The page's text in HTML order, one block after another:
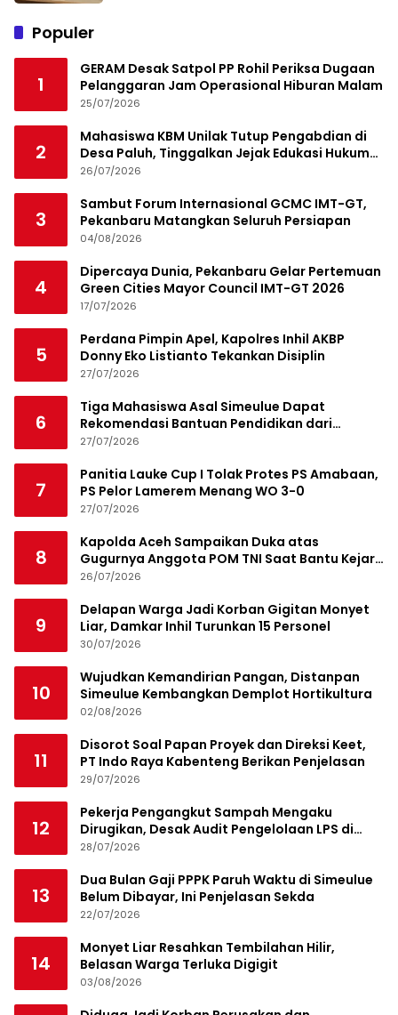
Populer
1
GERAM Desak Satpol PP Rohil Periksa Dugaan
Pelanggaran Jam Operasional Hiburan Malam
25/07/2026
2
Mahasiswa KBM Unilak Tutup Pengabdian di
Desa Paluh, Tinggalkan Jejak Edukasi Hukum
dan Aksi Sosial
26/07/2026
3
Sambut Forum Internasional GCMC IMT-GT,
Pekanbaru Matangkan Seluruh Persiapan
04/08/2026
4
Dipercaya Dunia, Pekanbaru Gelar Pertemuan
Green Cities Mayor Council IMT-GT 2026
17/07/2026
5
Perdana Pimpin Apel, Kapolres Inhil AKBP
Donny Eko Listianto Tekankan Disiplin
27/07/2026
6
Tiga Mahasiswa Asal Simeulue Dapat
Rekomendasi Bantuan Pendidikan dari
Jamaluddin Idham
27/07/2026
7
Panitia Lauke Cup I Tolak Protes PS Amabaan,
PS Pelor Lamerem Menang WO 3-0
27/07/2026
8
Kapolda Aceh Sampaikan Duka atas
Gugurnya Anggota POM TNI Saat Bantu Kejar
Bandar Narkoba
26/07/2026
9
Delapan Warga Jadi Korban Gigitan Monyet
Liar, Damkar Inhil Turunkan 15 Personel
30/07/2026
10
Wujudkan Kemandirian Pangan, Distanpan
Simeulue Kembangkan Demplot Hortikultura
02/08/2026
11
Disorot Soal Papan Proyek dan Direksi Keet,
PT Indo Raya Kabenteng Berikan Penjelasan
29/07/2026
12
Pekerja Pengangkut Sampah Mengaku
Dirugikan, Desak Audit Pengelolaan LPS di
Pekanbaru
28/07/2026
13
Dua Bulan Gaji PPPK Paruh Waktu di Simeulue
Belum Dibayar, Ini Penjelasan Sekda
22/07/2026
14
Monyet Liar Resahkan Tembilahan Hilir,
Belasan Warga Terluka Digigit
03/08/2026